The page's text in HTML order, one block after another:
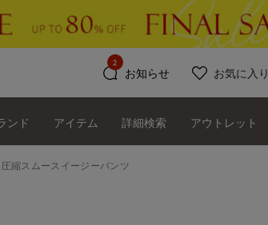
お知らせ
2
お気に入り
ンド アイテム 詳細検索 アウトレット
圧縮スムースイージーパンツ